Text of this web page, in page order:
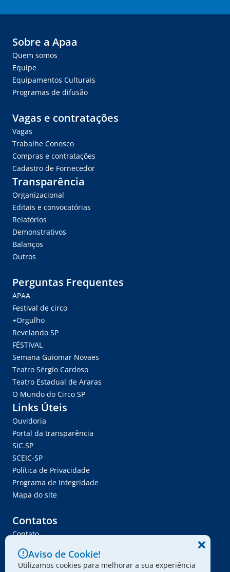
Sobre a Apaa
Quem somos
Equipe
Equipamentos Culturais
Programas de difusão
Vagas e contratações
Vagas
Trabalhe Conosco
Compras e contratações
Cadastro de Fornecedor
Transparência
Organizacional
Editais e convocatórias
Relatórios
Demonstrativos
Balanços
Outros
Perguntas Frequentes
APAA
Festival de circo
+Orgulho
Revelando SP
FÉSTIVAL
Semana Guiomar Novaes
Teatro Sérgio Cardoso
Teatro Estadual de Araras
O Mundo do Circo SP
Links Úteis
Ouvidoria
Portal da transparência
SIC.SP
SCEIC-SP
Política de Privacidade
Programa de Integridade
Mapa do site
Contatos
Contato
Ser Fornecedor
Aviso de Cookie!
Utilizamos cookies para melhorar a sua experiência